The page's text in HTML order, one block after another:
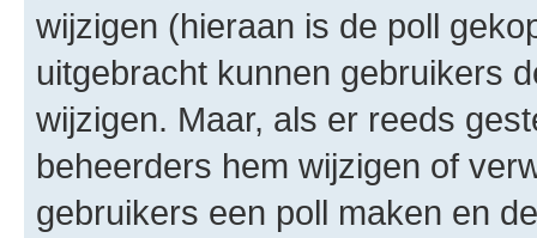
wijzigen (hieraan is de poll
uitgebracht kunnen gebruikers
wijzigen. Maar, als er reeds
beheerders hem wijzigen of
gebruikers een poll maken en